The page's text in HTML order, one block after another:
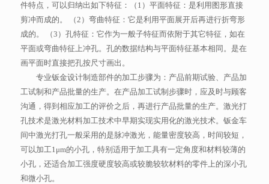
件特点，可以归纳出如下特征：（1）平面特征：是利用图形直接
剪冲而成的。 （2）弯曲特征：它是利用平面展开后再进行折弯形
成的。 （3）孔特征：它作为一般子特征而依附于其它特征，如在
平面或弯曲特征上冲孔。孔的数据结构与平面特征基本相同。是在
画平面时直接把孔按尺寸画出。
专业钣金设计制造部件的加工步骤为：产品前期试验、产品加
工试制和产品批量的生产。在产品加工试制步骤时，应及时与顾客
沟通，得到相应加工的评价之后，再进行产品批量的生产。激光打
孔技术是激光材料加工技术中早期实现实用化的激光技术。钣金车
间中激光打孔一般采用的是脉冲激光，能量密度较高，时间较短，
可以加工1μm的小孔，特别适用于加工具有一定角度和材料较薄的
小孔，还适合加工强度硬度较高或较脆较软材料的零件上的深小孔
和微小孔。